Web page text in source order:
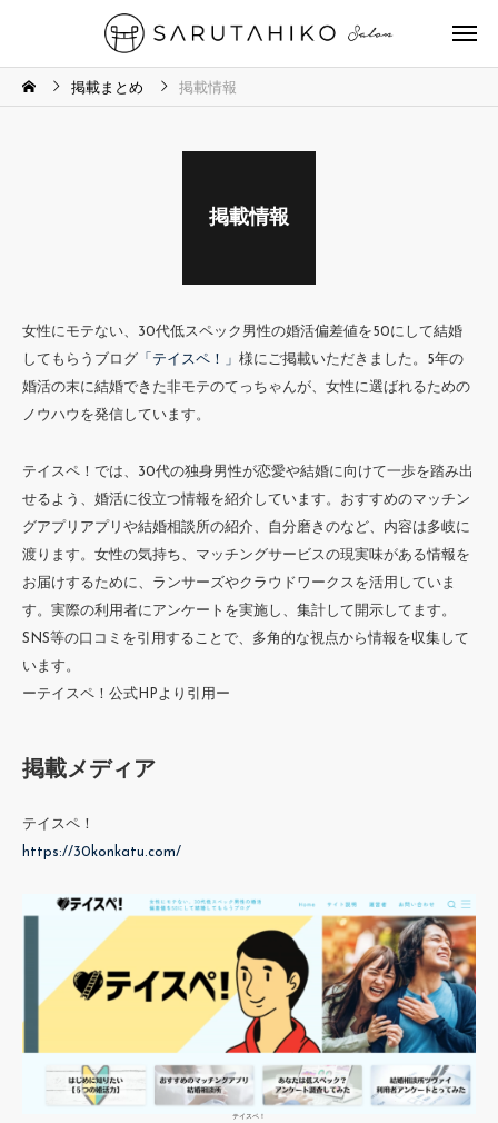
掲載まとめ 掲載情報
掲載情報
女性にモテない、30代低スペック男性の婚活偏差値を50にして結婚
してもらうブログ 「テイスペ！」 様にご掲載いただきました。5年の
婚活の末に結婚できた非モテのてっちゃんが、女性に選ばれるための
ノウハウを発信しています。
テイスペ！では、30代の独身男性が恋愛や結婚に向けて一歩を踏み出
せるよう、婚活に役立つ情報を紹介しています。おすすめのマッチン
グアプリアプリや結婚相談所の紹介、自分磨きのなど、内容は多岐に
渡ります。女性の気持ち、マッチングサービスの現実味がある情報を
お届けするために、ランサーズやクラウドワークスを活用していま
す。実際の利用者にアンケートを実施し、集計して開示してます。
SNS等の口コミを引用することで、多角的な視点から情報を収集して
います。
ーテイスペ！公式HPより引用ー
掲載メディア
テイスペ！
https://30konkatu.com/
テイスペ！